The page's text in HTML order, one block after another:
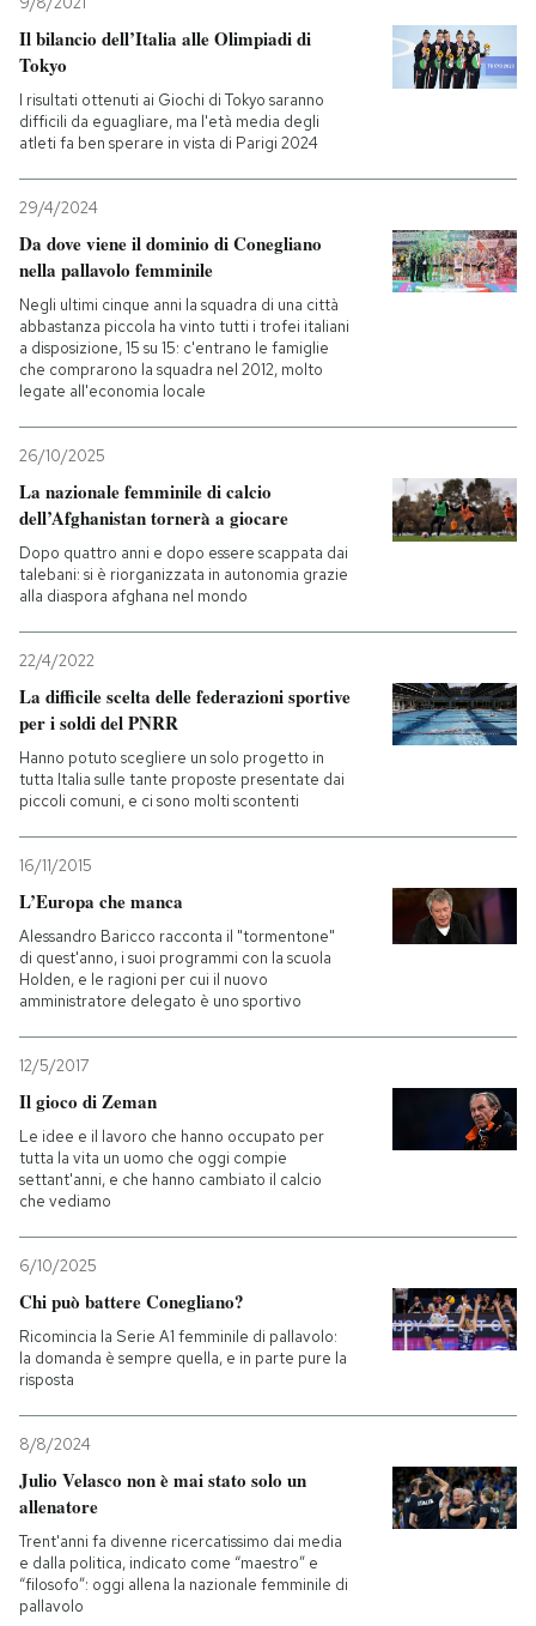
Il bilancio dell’Italia alle Olimpiadi di
Tokyo
I risultati ottenuti ai Giochi di Tokyo saranno
difficili da eguagliare, ma l'età media degli
atleti fa ben sperare in vista di Parigi 2024
29/4/2024
Da dove viene il dominio di Conegliano
nella pallavolo femminile
Negli ultimi cinque anni la squadra di una città
abbastanza piccola ha vinto tutti i trofei italiani
a disposizione, 15 su 15: c'entrano le famiglie
che comprarono la squadra nel 2012, molto
legate all'economia locale
26/10/2025
La nazionale femminile di calcio
dell’Afghanistan tornerà a giocare
Dopo quattro anni e dopo essere scappata dai
talebani: si è riorganizzata in autonomia grazie
alla diaspora afghana nel mondo
22/4/2022
La difficile scelta delle federazioni sportive
per i soldi del PNRR
Hanno potuto scegliere un solo progetto in
tutta Italia sulle tante proposte presentate dai
piccoli comuni, e ci sono molti scontenti
16/11/2015
L’Europa che manca
Alessandro Baricco racconta il "tormentone"
di quest'anno, i suoi programmi con la scuola
Holden, e le ragioni per cui il nuovo
amministratore delegato è uno sportivo
12/5/2017
Il gioco di Zeman
Le idee e il lavoro che hanno occupato per
tutta la vita un uomo che oggi compie
settant'anni, e che hanno cambiato il calcio
che vediamo
6/10/2025
Chi può battere Conegliano?
Ricomincia la Serie A1 femminile di pallavolo:
la domanda è sempre quella, e in parte pure la
risposta
8/8/2024
Julio Velasco non è mai stato solo un
allenatore
Trent'anni fa divenne ricercatissimo dai media
e dalla politica, indicato come “maestro” e
“filosofo”: oggi allena la nazionale femminile di
pallavolo